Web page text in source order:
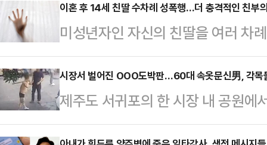
께 홋카이도 동부 라우스다케산을
실종됐다.당시 친구와 함께 등산을
다. 그러던 중 갑자기 소리를 지르
으로 끌려갔다.친구는 곰을 쫓기 위
은 경찰과 구조대가 수색에 나섰지
소다는 …
이혼 후 14세 친딸 수차례 성폭행…더 충격적인 친부
미성년자인 자신의 친딸을 여러 차
고받았다.23일 수원고법 형사3-1
에관한법률 위반, 성폭력범죄의처
40대 남성 A씨 항소심에서 원심과
아동·청소년·장애인 관련 기관 취
시장서 벌어진 OOO도박판…60대 속옷문신男, 각목
제주도 서귀포의 한 시장 내 공원에
발생했다.23일 서귀포경찰에 따르